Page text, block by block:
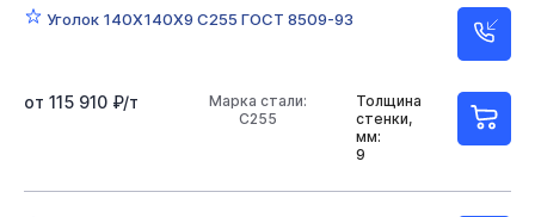
Уголок 140Х140Х9 С255 ГОСТ 8509-93
Толщина
стенки,
мм:
9
Марка стали:
С255
от 115 910 ₽/т